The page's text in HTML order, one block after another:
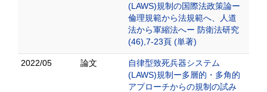
(LAWS)規制の国際法政策論ー
倫理規範から法規範へ、人道
法から軍縮法へー 防衛法研究
(46),7-23頁 (単著)
2022/05 論文
自律型致死兵器システム
(LAWS)規制ー多層的・多角的
アプローチからの規制の試み